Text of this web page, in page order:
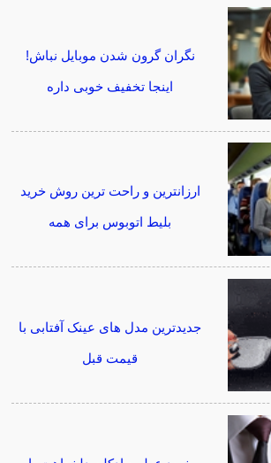
نگران گرون شدن موبایل نباش!
اینجا تخفیف خوبی داره
ارزانترین و راحت ترین روش خرید
بلیط اتوبوس برای همه
جدیدترین مدل های عینک آفتابی با
قیمت قبل